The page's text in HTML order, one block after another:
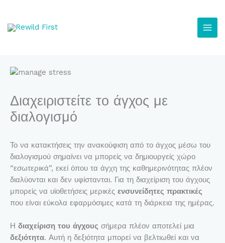
περιεχόμενο
Διαχειριστείτε το άγχος με
διαλογισμό
Το να κατακτήσεις την ανακούφιση από το άγχος μέσω του
διαλογισμού σημαίνει να μπορείς να δημιουργείς χώρο
“εσωτερικά”, εκεί όπου τα άγχη της καθημερινότητας πλέον
διαλύονται και δεν υφίστανται. Για τη διαχείριση του άγχους
μπορείς να υϊοθετήσεις μερικές ενσυνείδητες πρακτικές
που είναι εύκολα εφαρμόσιμες κατά τη διάρκεια της ημέρας.
Η διαχείριση του άγχους σήμερα πλέον αποτελεί μια
δεξιότητα. Αυτή η δεξιότητα μπορεί να βελτιωθεί και να